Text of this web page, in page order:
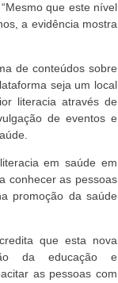
que este nível
a evidência mostra
de conteúdos sobre
seja um local
literacia através de
de eventos e
em saúde em
conhecer as pessoas
promoção da saúde
que esta nova
da educação e
as pessoas com